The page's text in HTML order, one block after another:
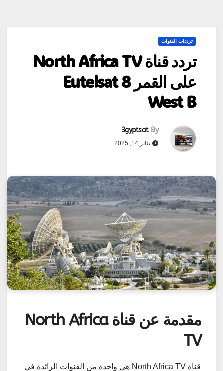
ترددات القنوات
تردد قناة North Africa TV
على القمر Eutelsat 8
West B
By
3gyptsat
يناير 14, 2025
مقدمة عن قناة North Africa
TV
قناة North Africa TV هي واحدة من القنوات الرائدة في